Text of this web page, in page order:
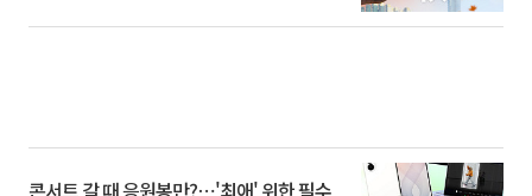
콘서트 갈 때 응원봉만?⋯'최애' 위한 필수